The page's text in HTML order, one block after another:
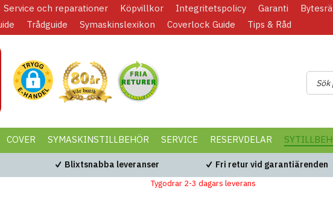
Service och reparationer Köpvillkor Integritetspolicy Garanti
Trådguide Symaskinslexikon Coverlock Guide Tips & Råd
COVER SYMASKINSTILLBEHÖR SERVICE RESERVDELAR
Blixtsnabba leveranser Fri retur vid garantiärenden
Tygodrar 2-3 dagars leverans